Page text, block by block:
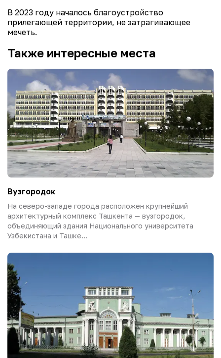
В 2023 году началось благоустройство
прилегающей территории, не затрагивающее
мечеть.
Также интересные места
Вузгородок
На северо-западе города расположен крупнейший
архитектурный комплекс Ташкента — вузгородок,
объединяющий здания Национального университета
Узбекистана и Ташке...